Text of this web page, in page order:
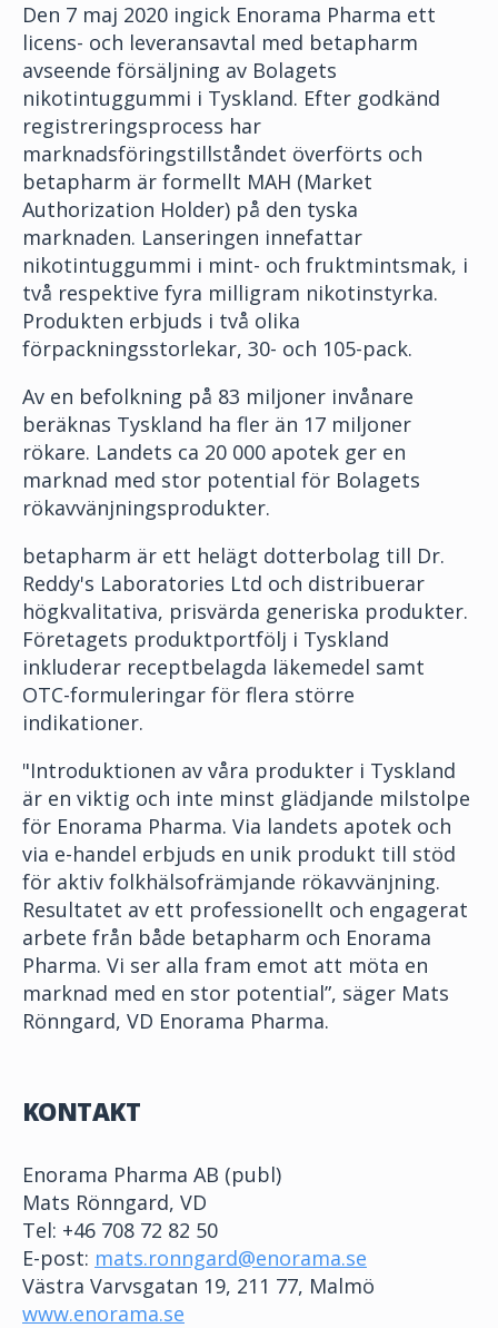
Den 7 maj 2020 ingick Enorama Pharma ett
licens- och leveransavtal med betapharm
avseende försäljning av Bolagets
nikotintuggummi i Tyskland. Efter godkänd
registreringsprocess har
marknadsföringstillståndet överförts och
betapharm är formellt MAH (Market
Authorization Holder) på den tyska
marknaden. Lanseringen innefattar
nikotintuggummi i mint- och fruktmintsmak, i
två respektive fyra milligram nikotinstyrka.
Produkten erbjuds i två olika
förpackningsstorlekar, 30- och 105-pack.
Av en befolkning på 83 miljoner invånare
beräknas Tyskland ha fler än 17 miljoner
rökare. Landets ca 20 000 apotek ger en
marknad med stor potential för Bolagets
rökavvänjningsprodukter.
betapharm är ett helägt dotterbolag till Dr.
Reddy's Laboratories Ltd och distribuerar
högkvalitativa, prisvärda generiska produkter.
Företagets produktportfölj i Tyskland
inkluderar receptbelagda läkemedel samt
OTC-formuleringar för flera större
indikationer.
"Introduktionen av våra produkter i Tyskland
är en viktig och inte minst glädjande milstolpe
för Enorama Pharma. Via landets apotek och
via e-handel erbjuds en unik produkt till stöd
för aktiv folkhälsofrämjande rökavvänjning.
Resultatet av ett professionellt och engagerat
arbete från både betapharm och Enorama
Pharma. Vi ser alla fram emot att möta en
marknad med en stor potential”, säger Mats
Rönngard, VD Enorama Pharma.
KONTAKT
Enorama Pharma AB (publ)
Mats Rönngard, VD
Tel: +46 708 72 82 50
E-post: mats.ronngard@enorama.se
Västra Varvsgatan 19, 211 77, Malmö
www.enorama.se